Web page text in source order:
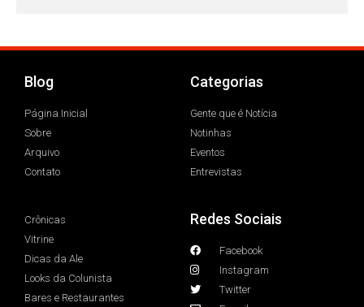
Blog
Página Inicial
Sobre
Arquivo
Contato
Categorias
Gente que é Notícia
Notinhas
Eventos
Entrevistas
Crônicas
Vitrine
Dicas da Ale
Looks da Colunista
Bares e Restaurantes
Redes Sociais
Facebook
Instagram
Twitter